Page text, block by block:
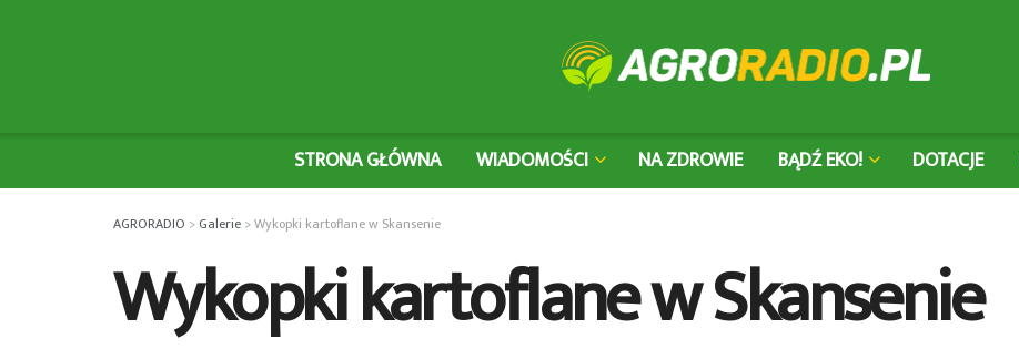
STRONA GŁÓWNA WIADOMOŚCI NA ZDROWIE BĄDŹ EKO! DOTACJE
AGRORADIO > Galerie >Wykopki kartoflane w Skansenie
Wykopki kartoflane w Skansenie